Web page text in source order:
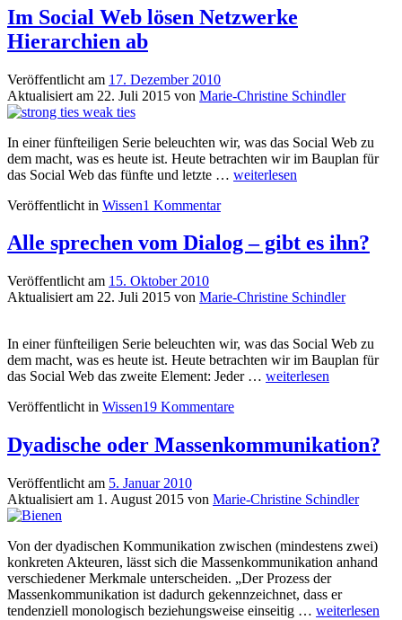
Im Social Web lösen Netzwerke
Hierarchien ab
Veröffentlicht am 17. Dezember 2010
Aktualisiert am 22. Juli 2015 von Marie-Christine Schindler
In einer fünfteiligen Serie beleuchten wir, was das Social Web zu
dem macht, was es heute ist. Heute betrachten wir im Bauplan für
das Social Web das fünfte und letzte … Im
Netzwerke
Hierarchien
weiterlesen
Veröffentlicht in Wissen1 Kommentar
Alle sprechen vom Dialog – gibt es ihn?
Veröffentlicht am 15. Oktober 2010
Aktualisiert am 22. Juli 2015 von Marie-Christine Schindler
In einer fünfteiligen Serie beleuchten wir, was das Social Web zu
dem macht, was es heute ist. Heute betrachten wir im Bauplan für
das Social Web das zweite Element: Jeder … Alle
–
gibt
weiterlesen
Veröffentlicht in Wissen19 Kommentare
Dyadische oder Massenkommunikation?
Veröffentlicht am 5. Januar 2010
Aktualisiert am 1. August 2015 von Marie-Christine Schindler
Von der dyadischen Kommunikation zwischen (mindestens zwei)
konkreten Akteuren, lässt sich die Massenkommunikation anhand
verschiedener Merkmale unterscheiden. „Der Prozess der
Massenkommunikation ist dadurch gekennzeichnet, dass er
tendenziell monologisch beziehungsweise einseitig … Dyadische
weiterlesen